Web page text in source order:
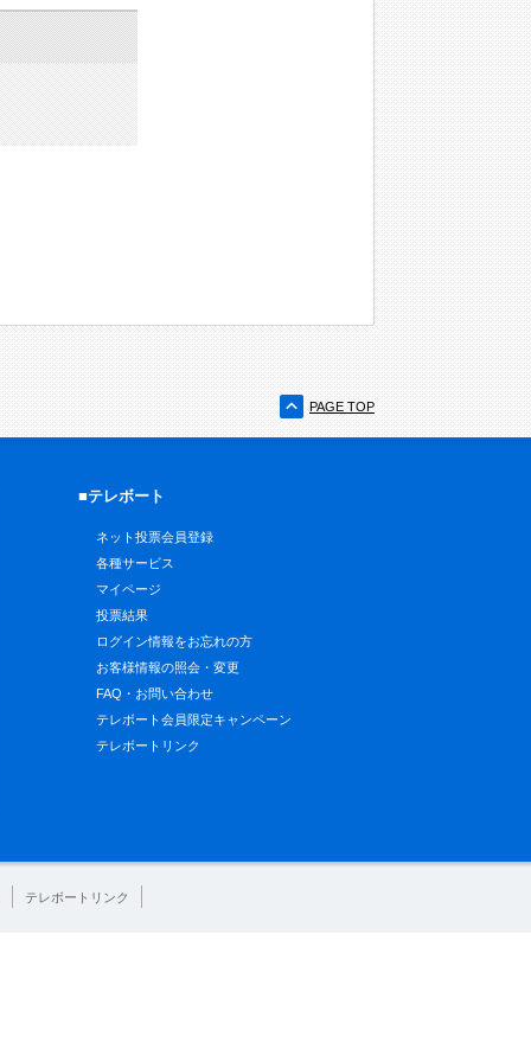
PAGE TOP
■テレボート
ネット投票会員登録
各種サービス
マイページ
投票結果
ログイン情報をお忘れの方
お客様情報の照会・変更
FAQ・お問い合わせ
テレボート会員限定キャンペーン
テレボートリンク
テレボートリンク